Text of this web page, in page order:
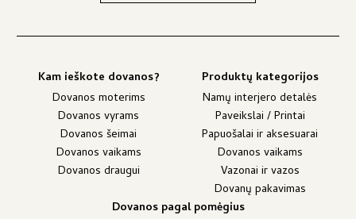
Kam ieškote dovanos?
Dovanos moterims
Dovanos vyrams
Dovanos šeimai
Dovanos vaikams
Dovanos draugui
Produktų kategorijos
Namų interjero detalės
Paveikslai / Printai
Papuošalai ir aksesuarai
Dovanos vaikams
Vazonai ir vazos
Dovanų pakavimas
Dovanos pagal pomėgius